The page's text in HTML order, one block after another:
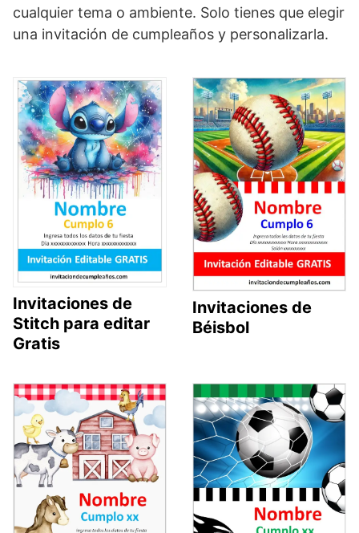
cualquier tema o ambiente. Solo tienes que elegir
una invitación de cumpleaños y personalizarla.
Invitaciones de
Stitch para editar
Gratis
Invitaciones de
Béisbol